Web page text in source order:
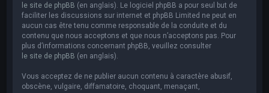
le site de phpBB (en anglais). Le logiciel phpBB a pour seul but de
faciliter les discussions sur internet et phpBB Limited ne peut en
aucun cas être tenu comme responsable de la conduite et du
contenu que nous acceptons et que nous n’acceptons pas. Pour
plus d’informations concernant phpBB, veuillez consulter
le site de phpBB (en anglais).
Vous acceptez de ne publier aucun contenu à caractère abusif,
obscène, vulgaire, diffamatoire, choquant, menaçant,